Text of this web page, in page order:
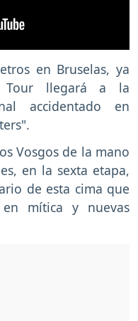
en Bruselas, ya
Tour llegará a la
accidentado en
Vosgos de la mano
en la sexta etapa,
de esta cima que
mítica y nuevas